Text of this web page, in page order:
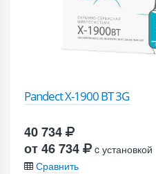
Pandect X-1900 BT 3G
40 734
от 46 734
c установкой
Сравнить